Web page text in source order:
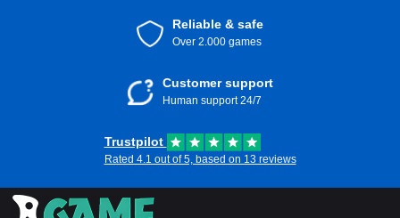
Reliable & safe
Over 2.000 games
Customer support
Human support 24/7
Trustpilot
Rated 4.1 out of 5, based on 13 reviews